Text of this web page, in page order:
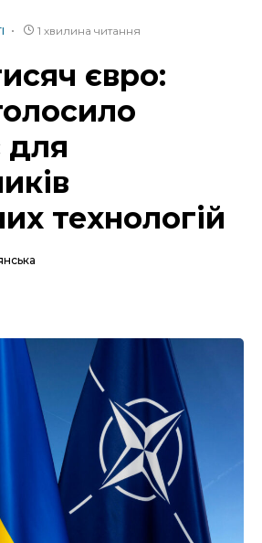
1 хвилина читання
євро:
для
технологій